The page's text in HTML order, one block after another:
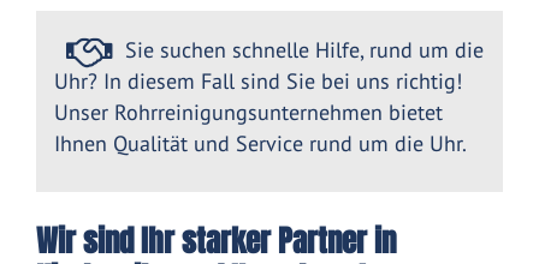
Sie suchen schnelle Hilfe, rund um die
Uhr? In diesem Fall sind Sie bei uns richtig!
Unser Rohrreinigungsunternehmen bietet
Ihnen Qualität und Service rund um die Uhr.
Wir sind Ihr starker Partner in